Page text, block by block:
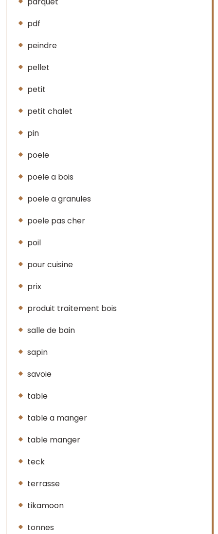
pdf
peindre
pellet
petit
petit chalet
pin
poele
poele a bois
poele a granules
poele pas cher
poil
pour cuisine
prix
produit traitement bois
salle de bain
sapin
savoie
table
table a manger
table manger
teck
terrasse
tikamoon
tonnes